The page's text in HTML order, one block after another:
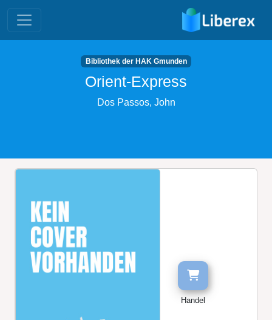
Bibliothek der HAK Gmunden
Orient-Express
Dos Passos, John
Handel